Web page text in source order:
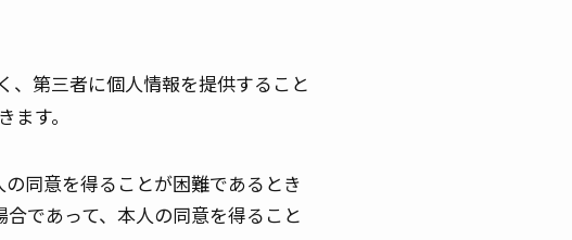
、第三者に個人情報を提供すること
す。
同意を得ることが困難であるとき
であって、本人の同意を得ること